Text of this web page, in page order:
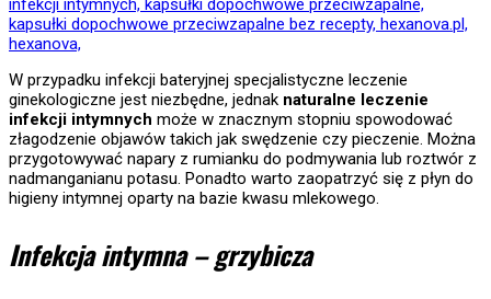
W przypadku infekcji bateryjnej specjalistyczne leczenie
ginekologiczne jest niezbędne, jednak naturalne leczenie
infekcji intymnych może w znacznym stopniu spowodować
złagodzenie objawów takich jak swędzenie czy pieczenie. Można
przygotowywać napary z rumianku do podmywania lub roztwór z
nadmanganianu potasu. Ponadto warto zaopatrzyć się z płyn do
higieny intymnej oparty na bazie kwasu mlekowego.
Infekcja intymna – grzybicza